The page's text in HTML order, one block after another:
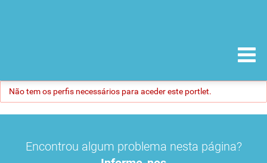
Não tem os perfis necessários para aceder este portlet.
Encontrou algum problema nesta página?